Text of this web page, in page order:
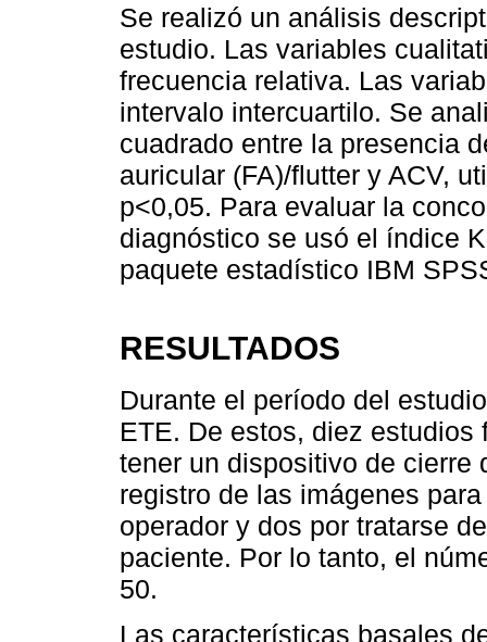
Se realizó un análisis
estudio. Las variables
frecuencia relativa. Las
intervalo intercuartilo. Se
cuadrado entre la presencia
auricular (FA)/flutter y ACV,
p<0,05. Para evaluar la
diagnóstico se usó el índice
paquete estadístico IBM
RESULTADOS
Durante el período del
ETE. De estos, diez
tener un dispositivo de cierre
registro de las imágenes
operador y dos por tratarse
paciente. Por lo tanto, el
50.
Las características basales